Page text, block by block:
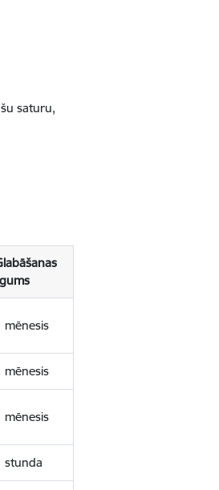
saturu,
mēnesis
mēnesis
mēnesis
stunda